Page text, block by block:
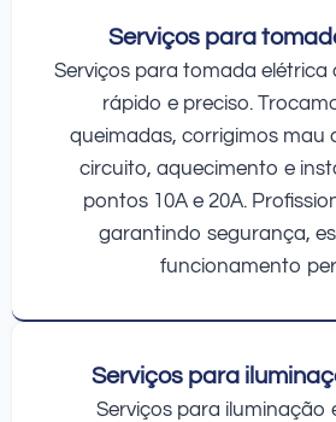
Serviços para
Serviços para tomada elétrica
rápido e preciso.
queimadas, corrigimos mau
circuito, aquecimento e
pontos 10A e 20A.
garantindo segurança,
funcionamento
Serviços para
Serviços para iluminação